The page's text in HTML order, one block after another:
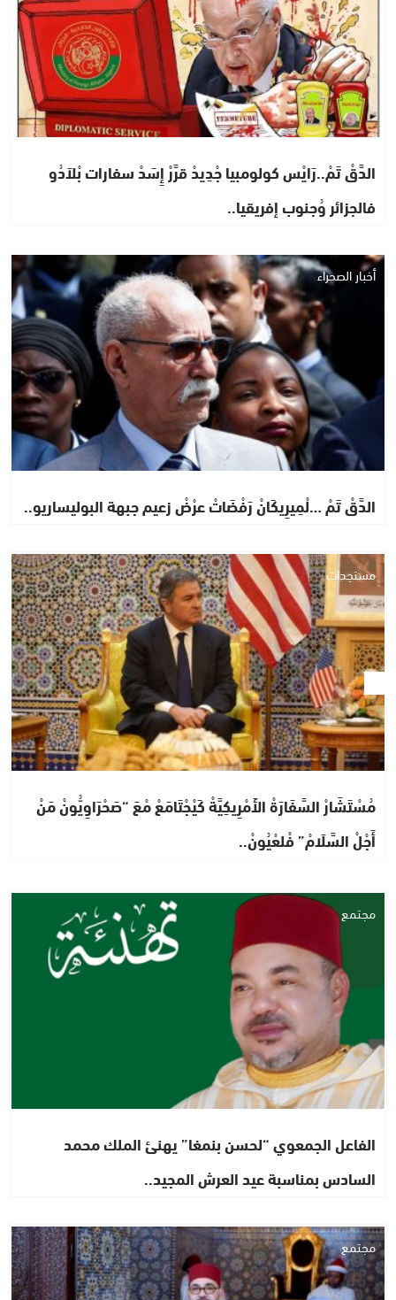
الدَّقْ تَمْ..رَايْس كولومبيا جْدِيدْ قرَّرْ إِسَدْ سفارات بْلاَدُو
فالجزائر وُجنوب إفريقيا..
أخبار الصحراء
الدَّقْ تَمْ …لْمِيرِيكَانْ رَفْضَاتْ عرْضْ زعيم جبهة البوليساريو..
مستجدات
مُسْتَشَارْ السَّفَارَةْ الأَمْرِيكِيَّةْ كَيْجْتَامَعْ مْعَ “صَحْرَاوِيُّونْ مَنْ
أَجْلْ السَّلَامْ” فْلعْيُونْ..
مجتمع
الفاعل الجمعوي “لحسن بنمغا” يهنئ الملك محمد
السادس بمناسبة عيد العرش المجيد..
مجتمع